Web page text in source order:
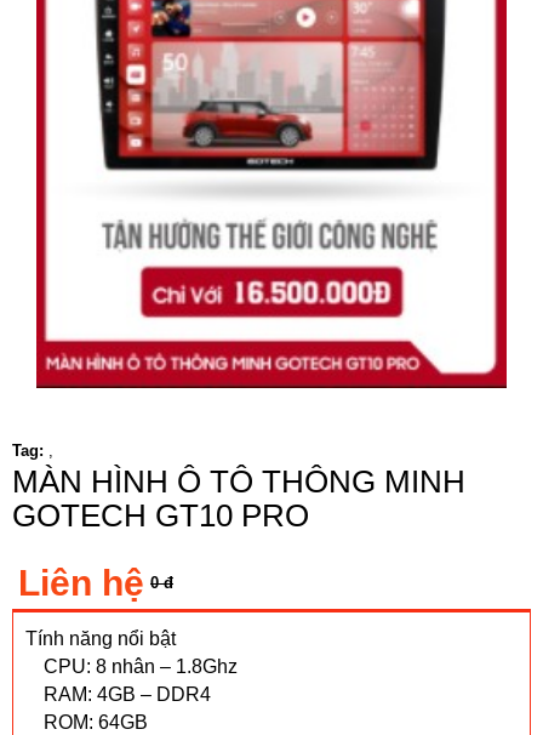
Tag: ,
MÀN HÌNH Ô TÔ THÔNG MINH
GOTECH GT10 PRO
Liên hệ 0 đ
Tính năng nổi bật
CPU: 8 nhân – 1.8Ghz
RAM: 4GB – DDR4
ROM: 64GB